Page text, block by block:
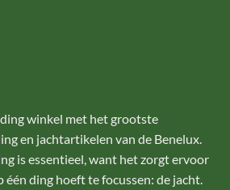
winkel met het grootste
en jachtartikelen van de Benelux.
is essentieel, want het zorgt ervoor
één ding hoeft te focussen: de jacht.